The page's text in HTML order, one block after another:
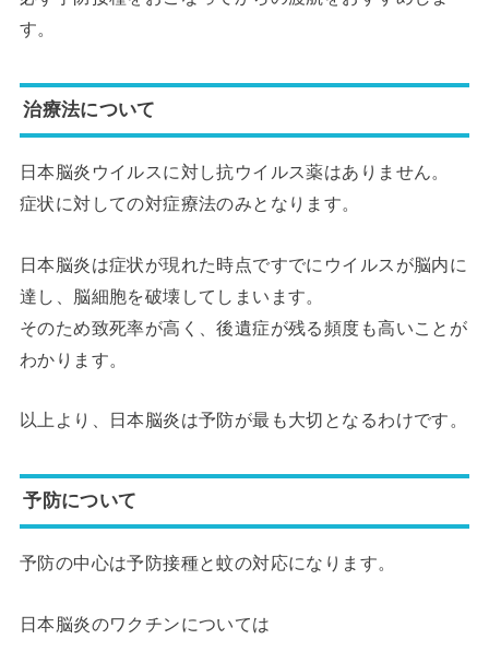
す。
治療法について
日本脳炎ウイルスに対し抗ウイルス薬はありません。
症状に対しての対症療法のみとなります。
日本脳炎は症状が現れた時点ですでにウイルスが脳内に
達し、脳細胞を破壊してしまいます。
そのため致死率が高く、後遺症が残る頻度も高いことが
わかります。
以上より、日本脳炎は予防が最も大切となるわけです。
予防について
予防の中心は予防接種と蚊の対応になります。
日本脳炎のワクチンについては